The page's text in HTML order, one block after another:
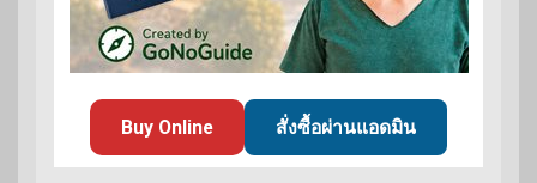
Buy Online สั่งซื้อผ่านแอดมิน